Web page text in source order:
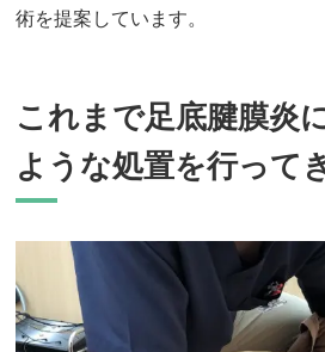
術を提案しています。
これまで足底腱膜炎
ような処置を行って